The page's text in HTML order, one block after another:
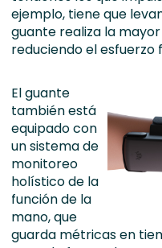
ejemplo, tiene que
guante realiza la
reduciendo el esfuerzo
El guante
también está
equipado con
un sistema de
monitoreo
holístico de la
función de la
mano, que
guarda métricas en